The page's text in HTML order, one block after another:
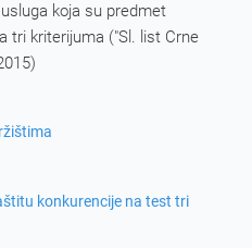
koja su predmet
tri kriterijuma ("Sl. list Crne
konkurencije na test tri